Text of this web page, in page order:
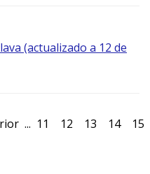
(actualizado a 12 de
... 11 12 13 14 15